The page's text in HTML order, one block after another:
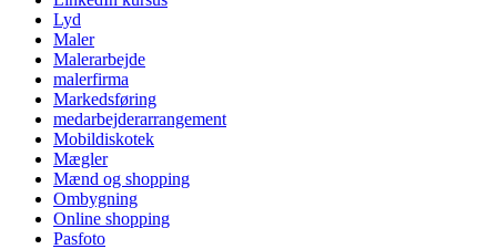
Lyd
Maler
Malerarbejde
malerfirma
Markedsføring
medarbejderarrangement
Mobildiskotek
Mægler
Mænd og shopping
Ombygning
Online shopping
Pasfoto